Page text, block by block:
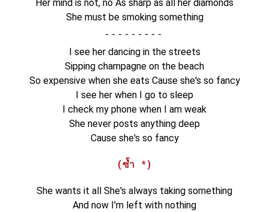
Her mind is not, no As sharp as all her diamonds
She must be smoking something
-
I see her dancing in the streets
Sipping champagne on the beach
So expensive when she eats Cause she's so fancy
I see her when I go to sleep
I check my phone when I am weak
She never posts anything deep
Cause she's so fancy
(ซ้ำ *)
She wants it all She's always taking something
And now I'm left with nothing